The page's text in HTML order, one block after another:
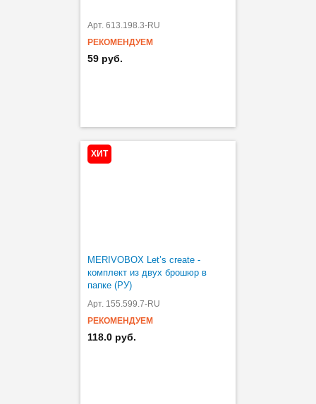
Арт. 613.198.3-RU
РЕКОМЕНДУЕМ
59 руб.
ХИТ
MERIVOBOX Let’s create -
комплект из двух брошюр в
папке (РУ)
Арт. 155.599.7-RU
РЕКОМЕНДУЕМ
118.0 руб.